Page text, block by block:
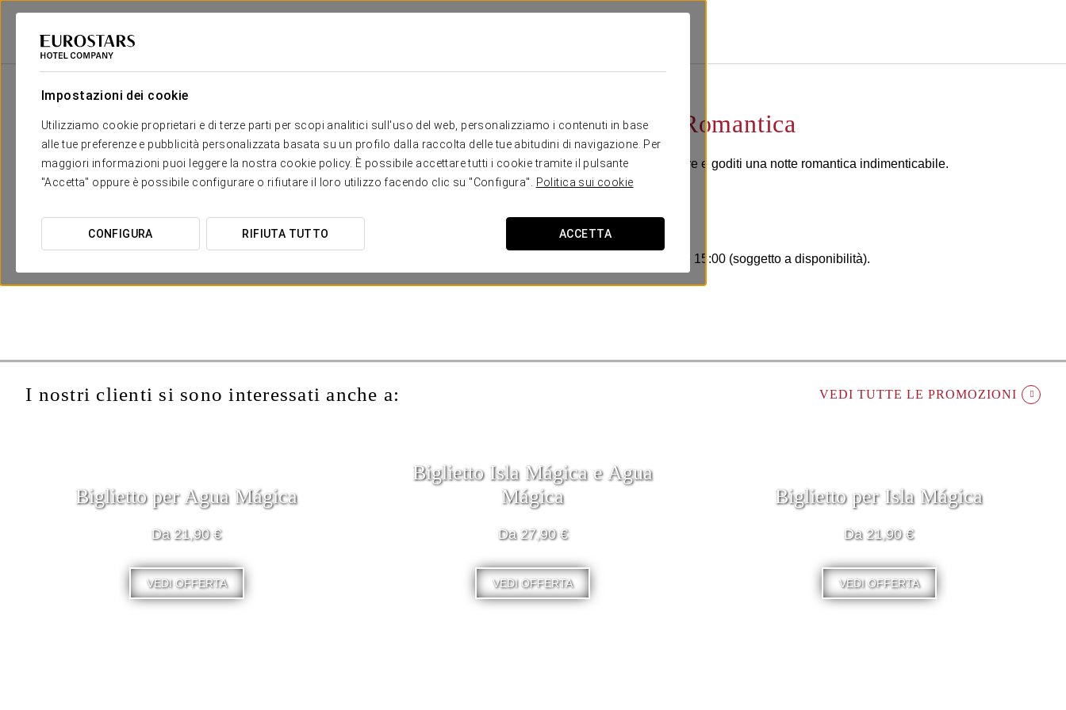
Impostazioni dei cookie
Utilizziamo cookie proprietari e di terze parti per scopi analitici sull'uso del web, personalizziamo i contenuti in base
alle tue preferenze e pubblicità personalizzata basata su un profilo dalla raccolta delle tue abitudini di navigazione. Per
maggiori informazioni puoi leggere la nostra cookie policy. È possibile accettare tutti i cookie tramite il pulsante
"Accetta" oppure è possibile configurare o rifiutare il loro utilizzo facendo clic su "Configura".
Politica sui cookie
CONFIGURA RIFIUTA TUTTO ACCETTA
Eurostars Hotel Company
Esperienza Romantica
Vieni a celebrare l’amore e goditi una notte romantica indimenticabile.
-Cava.
-Cioccolatini.
-Late check-out fino alle 15:00 (soggetto a disponibilità).
I nostri clienti si sono interessati anche a: VEDI TUTTE LE PROMOZIONI
Biglietto per Agua Mágica
Da 21,90 €
VEDI OFFERTA
Biglietto Isla Mágica e Agua
Mágica
Da 27,90 €
VEDI OFFERTA
Biglietto per Isla Mágica
Da 21,90 €
VEDI OFFERTA